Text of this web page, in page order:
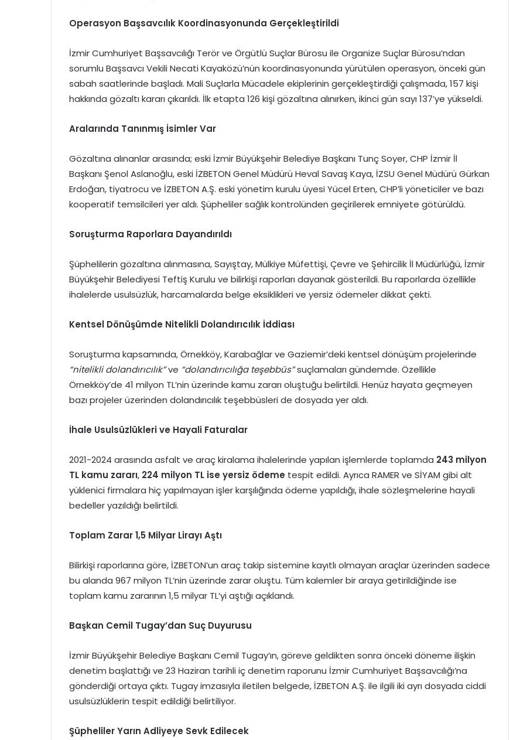
Operasyon Başsavcılık Koordinasyonunda Gerçekleştirildi
İzmir Cumhuriyet Başsavcılığı Terör ve Örgütlü Suçlar Bürosu ile Organize Suçlar Bürosu’ndan
sorumlu Başsavcı Vekili Necati Kayaközü’nün koordinasyonunda yürütülen operasyon, önceki gün
sabah saatlerinde başladı. Mali Suçlarla Mücadele ekiplerinin gerçekleştirdiği çalışmada, 157 kişi
hakkında gözaltı kararı çıkarıldı. İlk etapta 126 kişi gözaltına alınırken, ikinci gün sayı 137’ye yükseldi.
Aralarında Tanınmış İsimler Var
Gözaltına alınanlar arasında; eski İzmir Büyükşehir Belediye Başkanı Tunç Soyer, CHP İzmir İl
Başkanı Şenol Aslanoğlu, eski İZBETON Genel Müdürü Heval Savaş Kaya, İZSU Genel Müdürü Gürkan
Erdoğan, tiyatrocu ve İZBETON A.Ş. eski yönetim kurulu üyesi Yücel Erten, CHP’li yöneticiler ve bazı
kooperatif temsilcileri yer aldı. Şüpheliler sağlık kontrolünden geçirilerek emniyete götürüldü.
Soruşturma Raporlara Dayandırıldı
Şüphelilerin gözaltına alınmasına, Sayıştay, Mülkiye Müfettişi, Çevre ve Şehircilik İl Müdürlüğü, İzmir
Büyükşehir Belediyesi Teftiş Kurulu ve bilirkişi raporları dayanak gösterildi. Bu raporlarda özellikle
ihalelerde usulsüzlük, harcamalarda belge eksiklikleri ve yersiz ödemeler dikkat çekti.
Kentsel Dönüşümde Nitelikli Dolandırıcılık İddiası
Soruşturma kapsamında, Örnekköy, Karabağlar ve Gaziemir’deki kentsel dönüşüm projelerinde
“nitelikli dolandırıcılık”ve “dolandırıcılığa teşebbüs”suçlamaları gündemde. Özellikle
Örnekköy’de 41 milyon TL’nin üzerinde kamu zararı oluştuğu belirtildi. Henüz hayata geçmeyen
bazı projeler üzerinden dolandırıcılık teşebbüsleri de dosyada yer aldı.
İhale Usulsüzlükleri ve Hayali Faturalar
2021-2024 arasında asfalt ve araç kiralama ihalelerinde yapılan işlemlerde toplamda 243 milyon
TL kamu zararı, 224 milyon TL ise yersiz ödeme tespit edildi. Ayrıca RAMER ve SİYAM gibi alt
yüklenici firmalara hiç yapılmayan işler karşılığında ödeme yapıldığı, ihale sözleşmelerine hayali
bedeller yazıldığı belirtildi.
Toplam Zarar 1,5 Milyar Lirayı Aştı
Bilirkişi raporlarına göre, İZBETON’un araç takip sistemine kayıtlı olmayan araçlar üzerinden sadece
bu alanda 967 milyon TL’nin üzerinde zarar oluştu. Tüm kalemler bir araya getirildiğinde ise
toplam kamu zararının 1,5 milyar TL’yi aştığı açıklandı.
Başkan Cemil Tugay’dan Suç Duyurusu
İzmir Büyükşehir Belediye Başkanı Cemil Tugay’ın, göreve geldikten sonra önceki döneme ilişkin
denetim başlattığı ve 23 Haziran tarihli iç denetim raporunu İzmir Cumhuriyet Başsavcılığı’na
gönderdiği ortaya çıktı. Tugay imzasıyla iletilen belgede, İZBETON A.Ş. ile ilgili iki ayrı dosyada ciddi
usulsüzlüklerin tespit edildiği belirtiliyor.
Şüpheliler Yarın Adliyeye Sevk Edilecek